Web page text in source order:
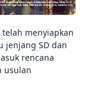
menyiapkan
jenjang SD dan
rencana
usulan